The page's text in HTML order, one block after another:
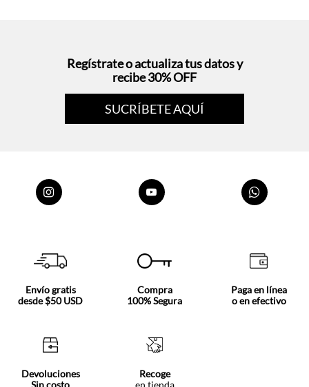
Regístrate o actualiza tus datos y
recibe 30% OFF
SUCRÍBETE AQUÍ
Envío gratis
desde $50 USD
Compra
100% Segura
Paga en línea
o en efectivo
Devoluciones
Sin costo
Recoge
en tienda